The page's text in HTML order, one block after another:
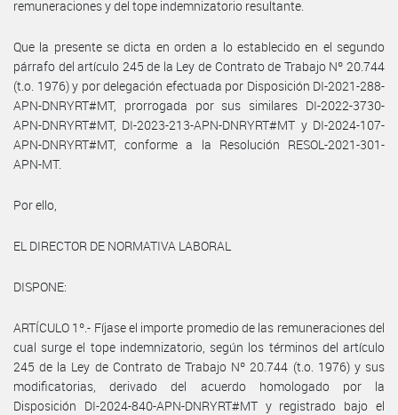
remuneraciones y del tope indemnizatorio resultante.
Que la presente se dicta en orden a lo establecido en el segundo
párrafo del artículo 245 de la Ley de Contrato de Trabajo Nº 20.744
(t.o. 1976) y por delegación efectuada por Disposición DI-2021-288-
APN-DNRYRT#MT, prorrogada por sus similares DI-2022-3730-
APN-DNRYRT#MT, DI-2023-213-APN-DNRYRT#MT y DI-2024-107-
APN-DNRYRT#MT, conforme a la Resolución RESOL-2021-301-
APN-MT.
Por ello,
EL DIRECTOR DE NORMATIVA LABORAL
DISPONE:
ARTÍCULO 1º.- Fíjase el importe promedio de las remuneraciones del
cual surge el tope indemnizatorio, según los términos del artículo
245 de la Ley de Contrato de Trabajo Nº 20.744 (t.o. 1976) y sus
modificatorias, derivado del acuerdo homologado por la
Disposición DI-2024-840-APN-DNRYRT#MT y registrado bajo el